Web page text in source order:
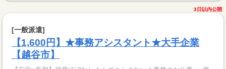
3日以内公開
[一般派遣]
【1,600円】★事務アシスタント★大手企業
【越谷市】